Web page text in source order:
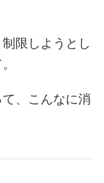
限しようとし
て、こんなに消